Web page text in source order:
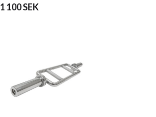
1 100 SEK